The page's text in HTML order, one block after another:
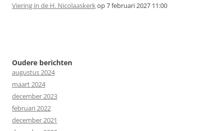
Viering in de H. Nicolaaskerkop 7 februari 2027 11:00
Oudere berichten
augustus 2024
maart 2024
december 2023
februari 2022
december 2021